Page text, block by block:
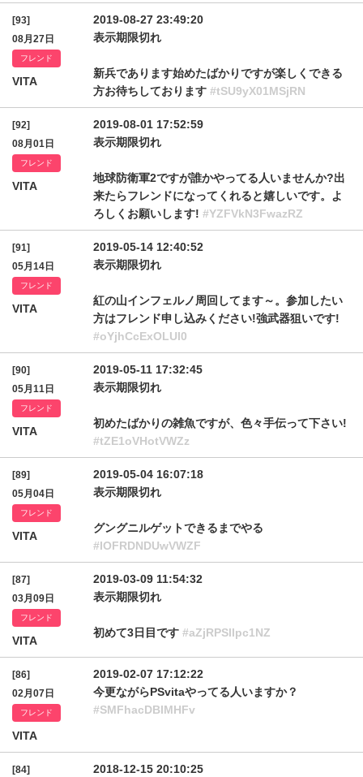
[93]
08月27日
フレンド
VITA
2019-08-27 23:49:20
表示期限切れ
新兵であります始めたばかりですが楽しくできる
方お待ちしております #tSU9yX01MSjRN
[92]
08月01日
フレンド
VITA
2019-08-01 17:52:59
表示期限切れ
地球防衛軍2ですが誰かやってる人いませんか?出
来たらフレンドになってくれると嬉しいです。よ
ろしくお願いします! #YZFVkN3FwazRZ
[91]
05月14日
フレンド
VITA
2019-05-14 12:40:52
表示期限切れ
紅の山インフェルノ周回してます～。参加したい
方はフレンド申し込みください!強武器狙いです!
#oYjhCcExOLUI0
[90]
05月11日
フレンド
VITA
2019-05-11 17:32:45
表示期限切れ
初めたばかりの雑魚ですが、色々手伝って下さい!
#tZE1oVHotVWZz
[89]
05月04日
フレンド
VITA
2019-05-04 16:07:18
表示期限切れ
グングニルゲットできるまでやる
#IOFRDNDUwVWZF
[87]
03月09日
フレンド
VITA
2019-03-09 11:54:32
表示期限切れ
初めて3日目です #aZjRPSllpc1NZ
[86]
02月07日
フレンド
VITA
2019-02-07 17:12:22
今更ながらPSvitaやってる人いますか？
#SMFhacDBIMHFv
[84]
2018-12-15 20:10:25